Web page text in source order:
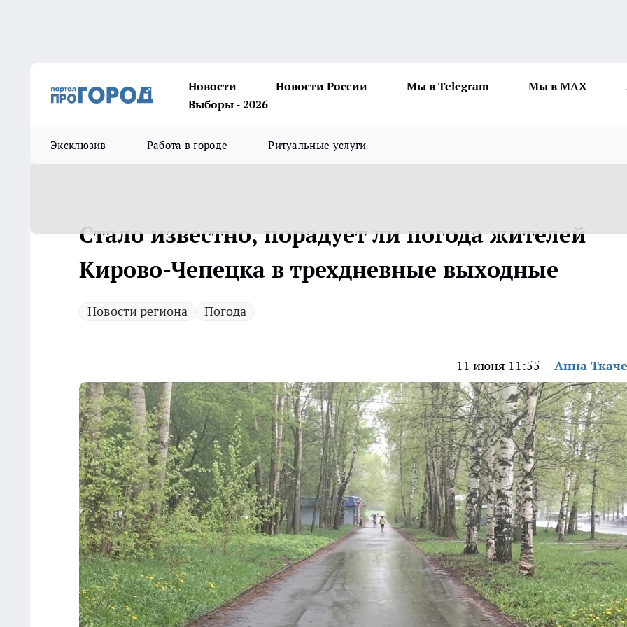
Новости Новости России Мы в Telegram Мы в MAX
Выборы - 2026
Эксклюзив Работа в городе Ритуальные услуги
Стало известно, порадует ли погода жителей
Кирово-Чепецка в трехдневные выходные
Новости региона Погода
11 июня 11:55 Анна